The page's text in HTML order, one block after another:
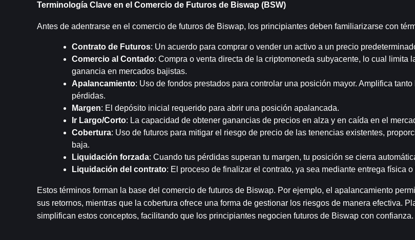
Terminología Clave en el Comercio de Futuros de Biswap (BSW)
Antes de adentrarse en el comercio de futuros de Biswap, los principiantes deben familiarizarse con
Contrato de Futuros: Un acuerdo para comprar o vender un activo a un precio
Comercio al Contado: Compra o venta directa de la criptomoneda subyacente, lo cual limita
ganancia en mercados bajistas.
Apalancamiento: Uso de fondos prestados para controlar una posición mayor. Amplifica
pérdidas.
Margen: El depósito inicial requerido para abrir una posición apalancada.
Ir Largo/Corto: La capacidad de obtener ganancias de precios en alza y en caída en el
Cobertura: Uso de futuros para mitigar el riesgo de precio de las tenencias existentes,
baja.
Liquidación forzada: Cuando tus pérdidas superan tu margen, tu posición se cierra
Liquidación del contrato: El proceso de finalizar el contrato, ya sea mediante entrega física
Estos términos forman la base del comercio de futuros de Biswap. Por ejemplo, el apalancamiento
sus retornos, mientras que la cobertura ofrece una forma de gestionar los riesgos de manera efectiva.
simplifican estos conceptos, facilitando que los principiantes negocien futuros de Biswap con confianza.